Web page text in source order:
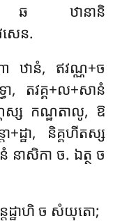
ឆ ឋានានិ
សេន.
ោ ឋានំ, ឥវណ្ណ+ច
ា, តវគ្គ+ល+សានំ
ណស្ស កណ្ឋតាលូ, ឱ
+ដ្ឋា, និគ្គហីតស្ស
នាសិកា ច. ឯត្ថ ច
តដ្ឋាហិ ច សំយុតោ;